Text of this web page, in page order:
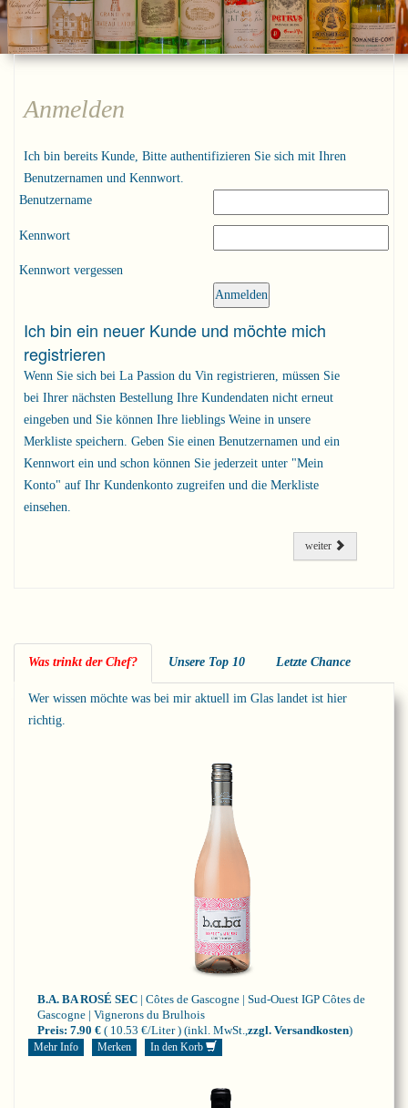
Anmelden
Ich bin bereits Kunde, Bitte authentifizieren Sie sich mit Ihren
Benutzernamen und Kennwort.
Benutzername
Kennwort
Kennwort vergessen
Ich bin ein neuer Kunde und möchte mich
registrieren
Wenn Sie sich bei La Passion du Vin registrieren, müssen Sie
bei Ihrer nächsten Bestellung Ihre Kundendaten nicht erneut
eingeben und Sie können Ihre lieblings Weine in unsere
Merkliste speichern. Geben Sie einen Benutzernamen und ein
Kennwort ein und schon können Sie jederzeit unter "Mein
Konto" auf Ihr Kundenkonto zugreifen und die Merkliste
einsehen.
weiter
Was trinkt der Chef? Unsere Top 10 Letzte Chance
Wer wissen möchte was bei mir aktuell im Glas landet ist hier
richtig.
B.A. BA ROSÉ SEC | Côtes de Gascogne | Sud-Ouest IGP Côtes de
Gascogne | Vignerons du Brulhois
Preis: 7.90 € ( 10.53 €/Liter ) (inkl. MwSt.,zzgl. Versandkosten)
Mehr Info Merken In den Korb